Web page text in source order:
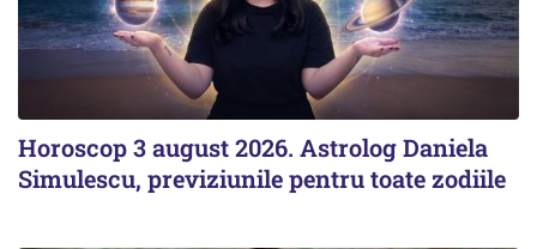
Horoscop 3 august 2026. Astrolog Daniela
Simulescu, previziunile pentru toate zodiile